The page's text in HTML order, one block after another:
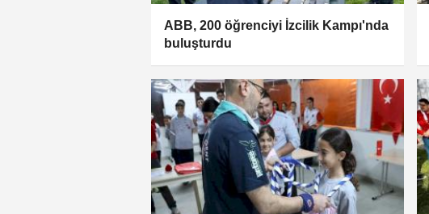
ABB, 200 öğrenciyi İzcilik Kampı'nda
buluşturdu